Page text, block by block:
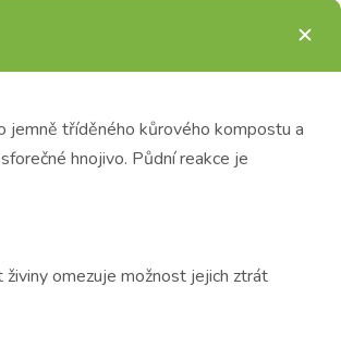
jemně tříděného kůrového kompostu a
hnojivo. Půdní reakce je
omezuje možnost jejich ztrát